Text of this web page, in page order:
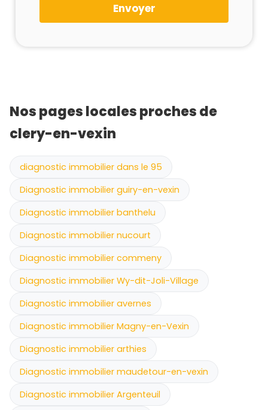
Envoyer
Nos pages locales proches de
clery-en-vexin
diagnostic immobilier dans le 95
Diagnostic immobilier guiry-en-vexin
Diagnostic immobilier banthelu
Diagnostic immobilier nucourt
Diagnostic immobilier commeny
Diagnostic immobilier Wy-dit-Joli-Village
Diagnostic immobilier avernes
Diagnostic immobilier Magny-en-Vexin
Diagnostic immobilier arthies
Diagnostic immobilier maudetour-en-vexin
Diagnostic immobilier Argenteuil